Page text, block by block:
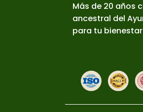
Más de 20 años
ancestral del
para tu